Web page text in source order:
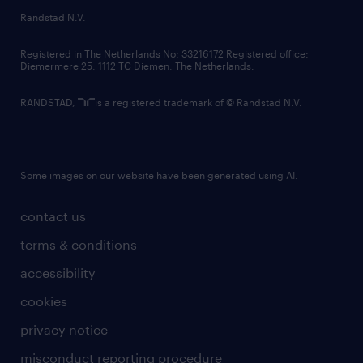
country websites
contact us
terms & conditions
accessibility
cookies
privacy notice
misconduct reporting procedure
Randstad N.V.
Registered in The Netherlands No: 33216172 Registered office:
Diemermere 25, 1112 TC Diemen, The Netherlands.
RANDSTAD, is a registered trademark of © Randstad N.V.
Some images on our website have been generated using AI.